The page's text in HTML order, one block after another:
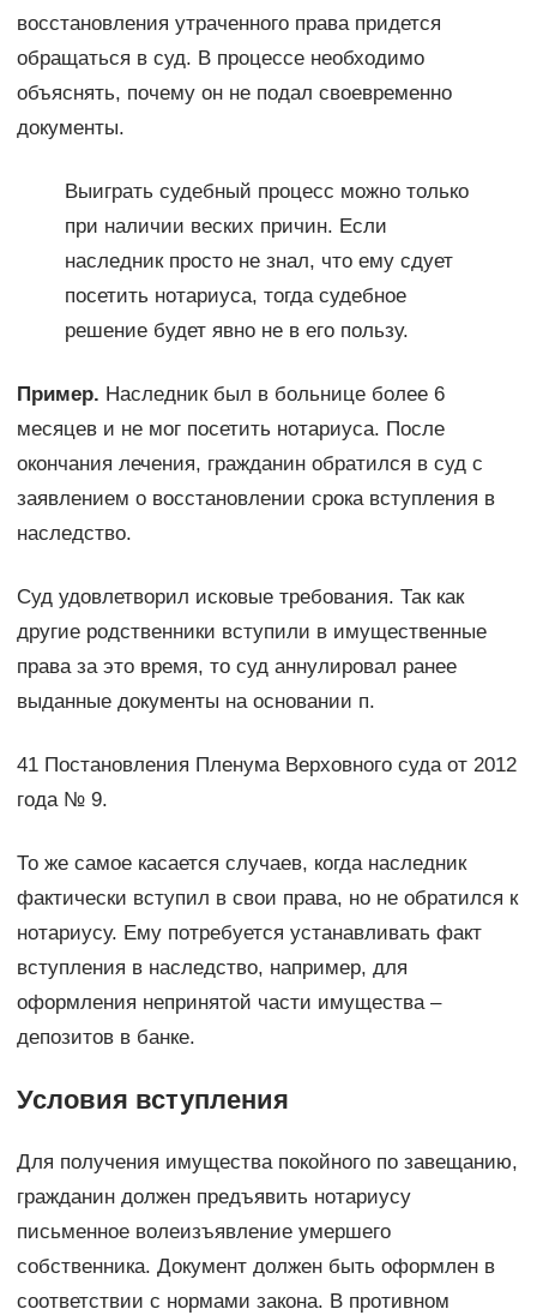
восстановления утраченного права придется
обращаться в суд. В процессе необходимо
объяснять, почему он не подал своевременно
документы.
Выиграть судебный процесс можно только
при наличии веских причин. Если
наследник просто не знал, что ему сдует
посетить нотариуса, тогда судебное
решение будет явно не в его пользу.
Пример. Наследник был в больнице более 6
месяцев и не мог посетить нотариуса. После
окончания лечения, гражданин обратился в суд с
заявлением о восстановлении срока вступления в
наследство.
Суд удовлетворил исковые требования. Так как
другие родственники вступили в имущественные
права за это время, то суд аннулировал ранее
выданные документы на основании п.
41 Постановления Пленума Верховного суда от 2012
года № 9.
То же самое касается случаев, когда наследник
фактически вступил в свои права, но не обратился к
нотариусу. Ему потребуется устанавливать факт
вступления в наследство, например, для
оформления непринятой части имущества –
депозитов в банке.
Условия вступления
Для получения имущества покойного по завещанию,
гражданин должен предъявить нотариусу
письменное волеизъявление умершего
собственника. Документ должен быть оформлен в
соответствии с нормами закона. В противном